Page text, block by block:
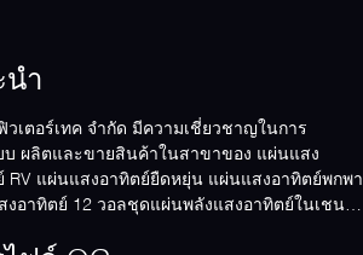
นำ
วเตอร์เทค จํากัด มีความเชี่ยวชาญในการ
บ ผลิตและขายสินค้าในสาขาของ แผ่นแสง
RV แผ่นแสงอาทิตย์ยืดหยุ่น แผ่นแสงอาทิตย์พกพา
งอาทิตย์ 12 วอลชุดแผ่นพลังแสงอาทิตย์ในเชน